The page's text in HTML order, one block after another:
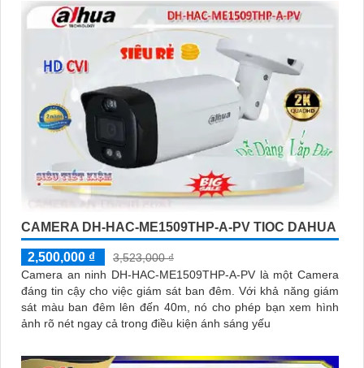
CAMERA DH-HAC-ME1509THP-A-PV TIOC DAHUA
2,500,000 ₫
3,523,000 ₫
Camera an ninh DH-HAC-ME1509THP-A-PV là một Camera
đáng tin cậy cho việc giám sát ban đêm. Với khả năng giám
sát màu ban đêm lên đến 40m, nó cho phép bạn xem hình
ảnh rõ nét ngay cả trong điều kiện ánh sáng yếu